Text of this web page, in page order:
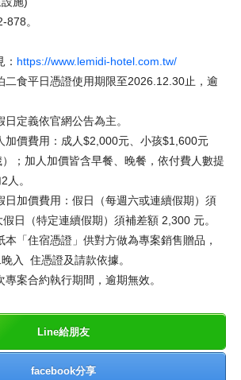
。
https://www.lemidi-hotel.com.tw/
二食平日憑證使用期限至2026.12.30止，逾
定義依官網公告為主。
加價費用：成人$2,000元、小孩$1,600元
）；加人加價皆含早餐、晚餐，依付費人數提
人。
日加價費用：假日（每週六或連續假期）須
日（特定連續假期）須補差額 2,300 元。
「住宿憑證」供對方做為專案銷售贈品，
入 住憑證及請款依據。
案合約執行期間，逾期無效。
Line給朋友
facebook分享